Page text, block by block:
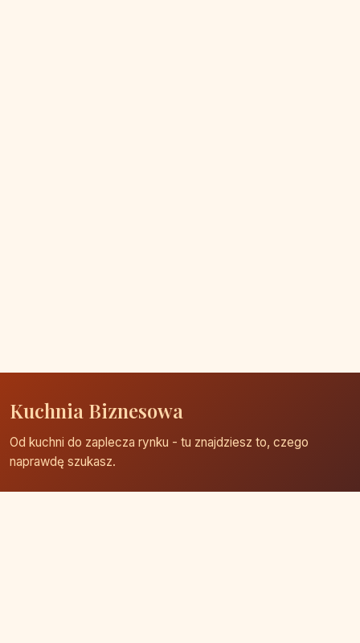
Kuchnia Biznesowa
Od kuchni do zaplecza rynku - tu znajdziesz to, czego
naprawdę szukasz.